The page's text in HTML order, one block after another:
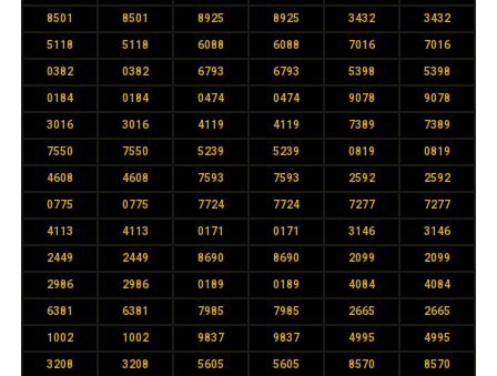
8501 8501 8925 8925 3432 3432
5118 5118 6088 6088 7016 7016
0382 0382 6793 6793 5398 5398
0184 0184 0474 0474 9078 9078
3016 3016 4119 4119 7389 7389
7550 7550 5239 5239 0819 0819
4608 4608 7593 7593 2592 2592
0775 0775 7724 7724 7277 7277
4113 4113 0171 0171 3146 3146
2449 2449 8690 8690 2099 2099
2986 2986 0189 0189 4084 4084
6381 6381 7985 7985 2665 2665
1002 1002 9837 9837 4995 4995
3208 3208 5605 5605 8570 8570